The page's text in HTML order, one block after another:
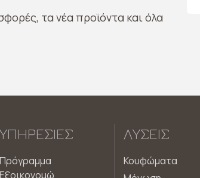
τα νέα προϊόντα και όλα
ΥΠΗΡΕΣΊΕΣ
Πρόγραμμα
Εξοικονομώ
ΛΎΣΕΙΣ
Κουφώματα